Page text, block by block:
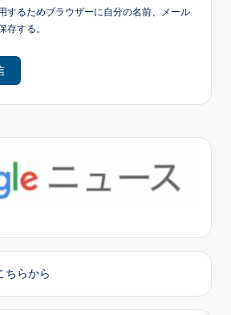
するためブラウザーに自分の名前、メール
存する。
ちらから